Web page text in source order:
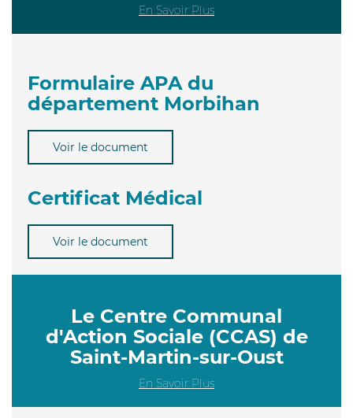
En Savoir Plus
Formulaire APA du
département Morbihan
Voir le document
Certificat Médical
Voir le document
Le Centre Communal
d'Action Sociale (CCAS) de
Saint-Martin-sur-Oust
En Savoir Plus